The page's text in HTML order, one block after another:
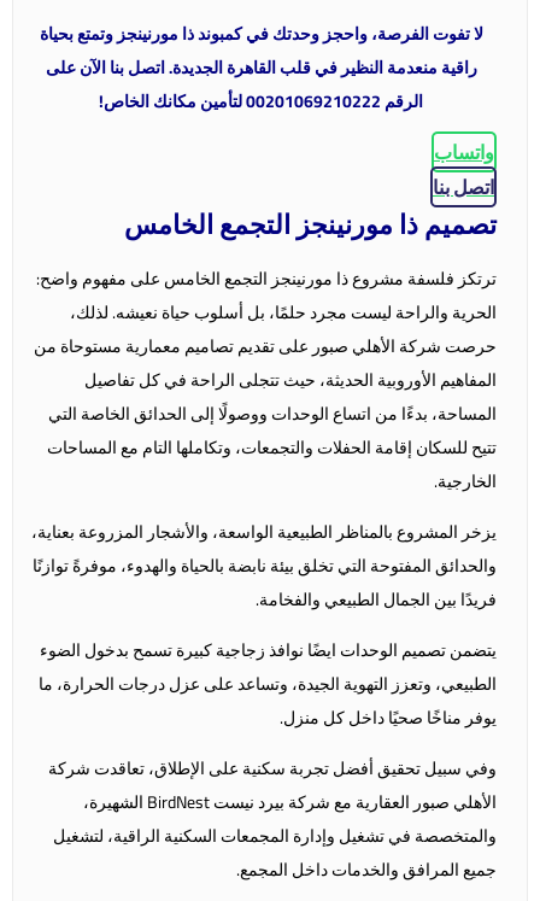
لا تفوت الفرصة، واحجز وحدتك في كمبوند ذا مورنينجز وتمتع بحياة
راقية منعدمة النظير في قلب القاهرة الجديدة. اتصل بنا الآن على
الرقم 00201069210222 لتأمين مكانك الخاص!
واتساب
اتصل بنا
تصميم ذا مورنينجز التجمع الخامس
ترتكز فلسفة مشروع ذا مورنينجز التجمع الخامس على مفهوم واضح:
الحرية والراحة ليست مجرد حلمًا، بل أسلوب حياة نعيشه. لذلك،
حرصت شركة الأهلي صبور على تقديم تصاميم معمارية مستوحاة من
المفاهيم الأوروبية الحديثة، حيث تتجلى الراحة في كل تفاصيل
المساحة، بدءًا من اتساع الوحدات ووصولًا إلى الحدائق الخاصة التي
تتيح للسكان إقامة الحفلات والتجمعات، وتكاملها التام مع المساحات
الخارجية.
يزخر المشروع بالمناظر الطبيعية الواسعة، والأشجار المزروعة بعناية،
والحدائق المفتوحة التي تخلق بيئة نابضة بالحياة والهدوء، موفرةً توازنًا
فريدًا بين الجمال الطبيعي والفخامة.
يتضمن تصميم الوحدات ايضًا نوافذ زجاجية كبيرة تسمح بدخول الضوء
الطبيعي، وتعزز التهوية الجيدة، وتساعد على عزل درجات الحرارة، ما
يوفر مناخًا صحيًا داخل كل منزل.
وفي سبيل تحقيق أفضل تجربة سكنية على الإطلاق، تعاقدت شركة
الأهلي صبور العقارية مع شركة بيرد نيست BirdNest الشهيرة،
والمتخصصة في تشغيل وإدارة المجمعات السكنية الراقية، لتشغيل
جميع المرافق والخدمات داخل المجمع.